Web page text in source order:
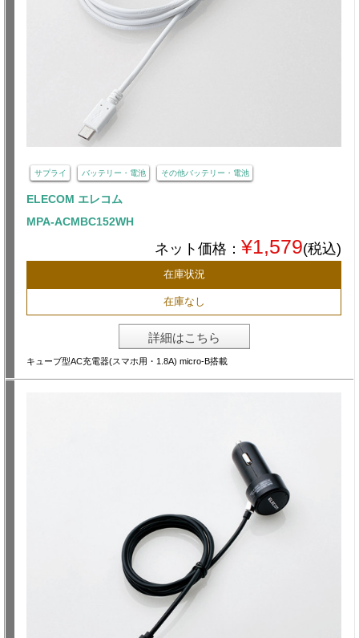
サプライ バッテリー・電池 その他バッテリー・電池
ELECOM エレコム
MPA-ACMBC152WH
ネット価格： ¥1,579(税込)
在庫状況
在庫なし
詳細はこちら
キューブ型AC充電器(スマホ用・1.8A) micro-B搭載